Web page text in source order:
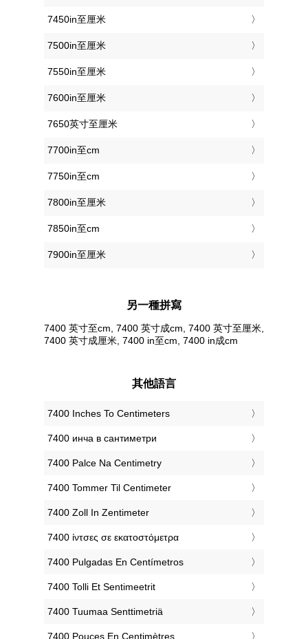
7450in至厘米
7500in至厘米
7550in至厘米
7600in至厘米
7650英寸至厘米
7700in至cm
7750in至cm
7800in至厘米
7850in至cm
7900in至厘米
另一種拼寫
7400 英寸至cm, 7400 英寸成cm, 7400 英寸至厘米,
7400 英寸成厘米, 7400 in至cm, 7400 in成cm
其他語言
‎7400 Inches To Centimeters
‎7400 инча в сантиметри
‎7400 Palce Na Centimetry
‎7400 Tommer Til Centimeter
‎7400 Zoll In Zentimeter
‎7400 ίντσες σε εκατοστόμετρα
‎7400 Pulgadas En Centímetros
‎7400 Tolli Et Sentimeetrit
‎7400 Tuumaa Senttimetriä
‎7400 Pouces En Centimètres